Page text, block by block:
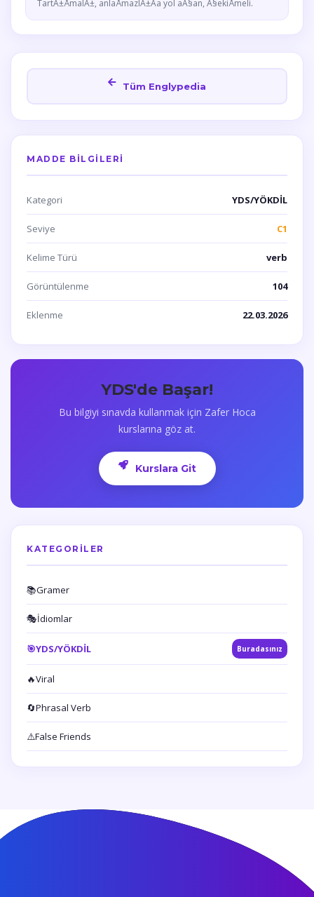
TartÄ±ÅmalÄ±, anlaÅmazlÄ±Äa yol aÃ§an, Ã§ekiÅmeli.
Tüm Englypedia
MADDE BILGILERI
Kategori YDS/YÖKDİL
Seviye C1
Kelime Türü verb
Görüntülenme 104
Eklenme 22.03.2026
YDS'de Başar!
Bu bilgiyi sınavda kullanmak için Zafer Hoca
kurslarına göz at.
Kurslara Git
KATEGORILER
📚Gramer
🎭İdiomlar
🎯YDS/YÖKDİL Buradasınız
🔥Viral
🔄Phrasal Verb
⚠️False Friends